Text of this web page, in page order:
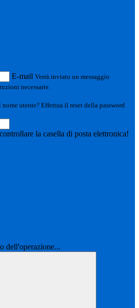
E-mail Verrà inviato un messaggio
necessarie.
utente? Effettua il reset della password
la casella di posta elettronica!
dell'operazione...